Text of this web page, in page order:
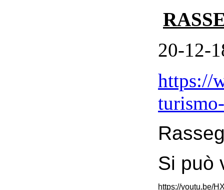
20-12-
https://
Si può
https://youtu.be/